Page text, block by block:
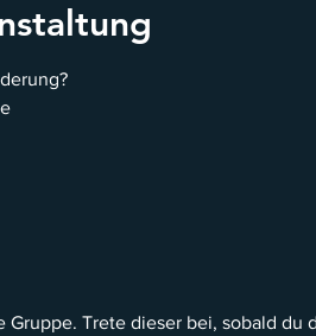
Gruppe. Trete dieser bei, sobald du